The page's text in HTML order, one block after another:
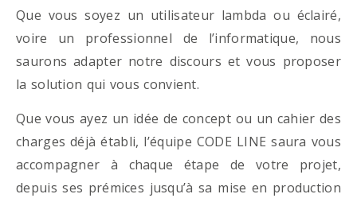
Que vous soyez un utilisateur lambda ou éclairé,
voire un professionnel de l’informatique, nous
saurons adapter notre discours et vous proposer
la solution qui vous convient.
Que vous ayez un idée de concept ou un cahier des
charges déjà établi, l’équipe CODE LINE saura vous
accompagner à chaque étape de votre projet,
depuis ses prémices jusqu’à sa mise en production